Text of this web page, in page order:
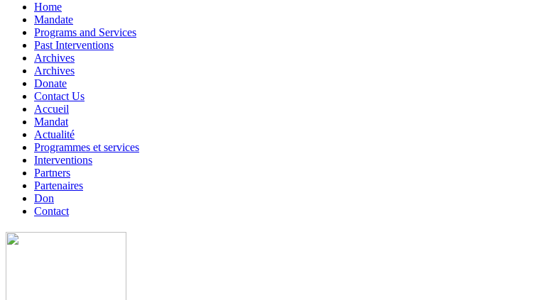
Home
Mandate
Programs and Services
Past Interventions
Archives
Archives
Donate
Contact Us
Accueil
Mandat
Actualité
Programmes et services
Interventions
Partners
Partenaires
Don
Contact